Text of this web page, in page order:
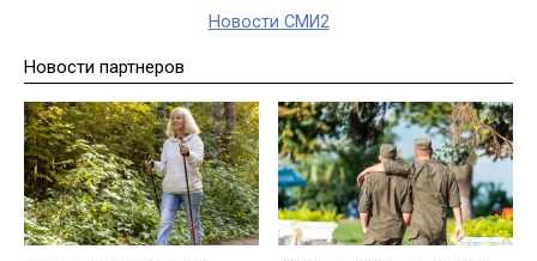
Новости СМИ2
Новости партнеров